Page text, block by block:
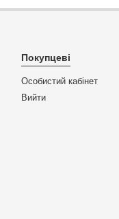
Покупцеві
Особистий кабінет
Вийти